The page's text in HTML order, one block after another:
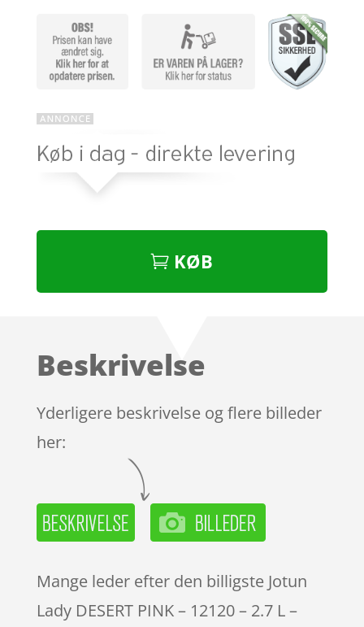
KØB
Beskrivelse
Yderligere beskrivelse og flere billeder
her:
Mange leder efter den billigste Jotun
Lady DESERT PINK – 12120 – 2.7 L –